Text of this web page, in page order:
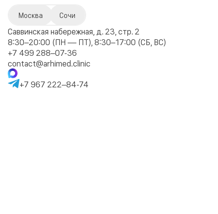
Москва Сочи
Саввинская набережная, д. 23, стр. 2
8:30–20:00 (ПН — ПТ), 8:30–17:00 (СБ, ВС)
+7 499 288–07-36
contact@arhimed.clinic
+7 967 222–84-74